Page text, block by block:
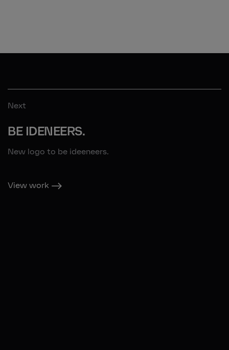
Next
BE IDENEERS.
New logo to be ideeneers.
View work